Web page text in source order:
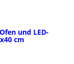
und LED-
cm